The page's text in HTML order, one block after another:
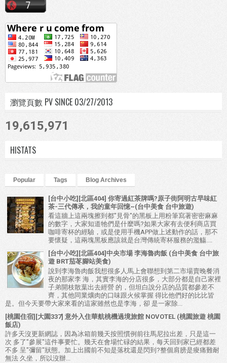
瀏覽頁數 PV SINCE 03/27/2013
19,615,971
HISTATS
Popular Tags Blog Archives
[台中小吃][北區404] 你寄過紅茶牌嗎?原子街阿明古早味紅
茶-三代傳承，我的童年回憶~(台中美食 台中旅遊)
看這牆上這兩塊擦到都"見骨"的黑板上用粉筆寫著密密麻麻
的數字，大家知道牠們是什麼嗎?如果大家有去便利商店買
咖啡寄杯的經驗，或是使用手機APP做上述動作的話，那不
要懷疑，這兩塊黑板應該就是台灣傳統寄杯服務的濫觴....
[台中小吃][北區404]中央市場 李海魯肉飯 (台中美食 台中旅
遊 BRT茄苳腳站美食)
說到李海魯肉飯我想很多人馬上會聯想到第二市場賣晚餐消
夜的那家李 海，其實李海的分店很多，大部分都是自己家裡
子弟開枝散葉出去經營 的，但坦白說分店的品質都參差不
齊，其他同業爌肉的口味跟火候掌握 得比他們好的比比皆
是。但今天要帶大家來看的這家雖然也是李海，卻 是一家除...
[桃園住宿][大園337] 意外入住華航桃機過境旅館 NOVOTEL (桃園旅遊 桃園
飯店)
許多天沒更新網誌，因為冰箱前幾天按照慣例前往馬尼拉出差，只是這一
次 多了"參展"這件事要忙。幾天在會場忙碌的結果，每天回到家已經都差
不多 呈"彌留"狀態。加上出國前不知是落枕還是閃到?整個肩膀是痠痛難耐
無法 久坐，所以沒辦...